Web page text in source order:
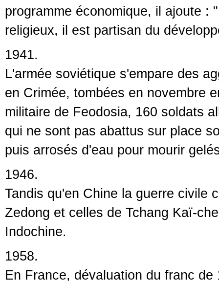
programme économique, il ajoute :
religieux, il est partisan du
1941.
L'armée soviétique s'empare des
en Crimée, tombées en novembre
militaire de Feodosia, 160 soldats
qui ne sont pas abattus sur place
puis arrosés d'eau pour mourir
1946.
Tandis qu'en Chine la guerre civile
Zedong et celles de Tchang Kaï-
Indochine.
1958.
En France, dévaluation du franc